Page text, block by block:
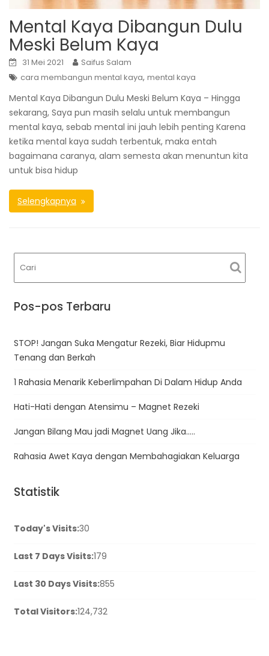
Mental Kaya Dibangun Dulu
Meski Belum Kaya
31 Mei 2021
Saifus Salam
cara membangun mental kaya, mental kaya
Mental Kaya Dibangun Dulu Meski Belum Kaya – Hingga
sekarang, Saya pun masih selalu untuk membangun
mental kaya, sebab mental ini jauh lebih penting Karena
ketika mental kaya sudah terbentuk, maka entah
bagaimana caranya, alam semesta akan menuntun kita
untuk bisa hidup
Selengkapnya
Pos-pos Terbaru
STOP! Jangan Suka Mengatur Rezeki, Biar Hidupmu
Tenang dan Berkah
1 Rahasia Menarik Keberlimpahan Di Dalam Hidup Anda
Hati-Hati dengan Atensimu – Magnet Rezeki
Jangan Bilang Mau jadi Magnet Uang Jika…..
Rahasia Awet Kaya dengan Membahagiakan Keluarga
Statistik
Today's Visits:30
Last 7 Days Visits:179
Last 30 Days Visits:855
Total Visitors:124,732